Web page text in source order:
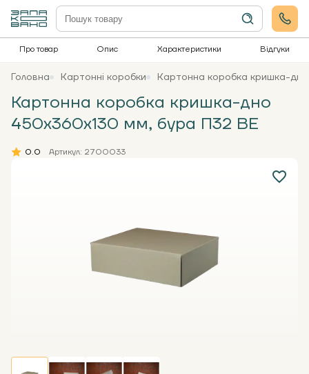
Про товар Опис Характеристики Відгуки
Головна Картонні коробки Картонна коробка кришка-
Картонна коробка кришка-дно
450х360х130 мм, бура П32 ВЕ
0.0 Артикул: 2700033